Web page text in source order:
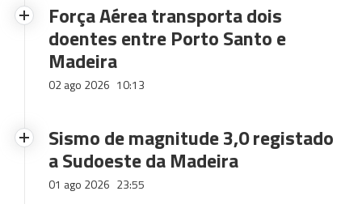
Força Aérea transporta dois
doentes entre Porto Santo e
Madeira
02 ago 2026 10:13
Sismo de magnitude 3,0 registado
a Sudoeste da Madeira
01 ago 2026 23:55